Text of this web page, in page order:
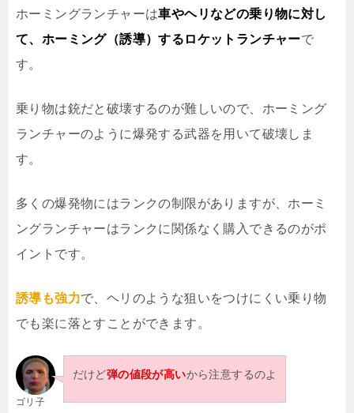
ホーミングランチャーは車やヘリなどの乗り物に対し
て、ホーミング（誘導）するロケットランチャーで
す。
乗り物は銃だと破壊するのが難しいので、ホーミング
ランチャーのように爆発する武器を用いて破壊しま
す。
多くの爆発物にはランクの制限がありますが、ホーミ
ングランチャーはランクに関係なく購入できるのがポ
イントです。
誘導も強力で、ヘリのような狙いをつけにくい乗り物
でも楽に落とすことができます。
ゴリ子
だけど弾の値段が高いから注意するのよ